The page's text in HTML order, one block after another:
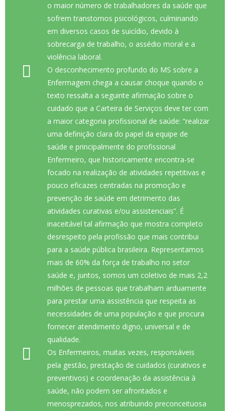
o maior número de trabalhadores da saúde que
sofrem transtornos psicológicos, culminando
em diversos casos de suicídio, devido à
sobrecarga de trabalho, o assédio moral e a
violência laboral.
O desconhecimento profundo do MS sobre a
Enfermagem chega a causar choque quando o
texto ressalta a seguinte afirmação sobre o
cuidado que a Carteira de Serviços deve ter com
a maior categoria profissional de saúde: “realizar
uma definição clara do papel da equipe de
saúde e principalmente do profissional
Enfermeiro, que historicamente encontra-se
focado na realização de atividades repetitivas e
pouco eficazes centradas na promoção e
prevenção de saúde em detrimento das
atividades curativas e/ou assistenciais”. É
inaceitável tal afirmação que mostra completo
desrespeito pela profissão que mais contribui
para a saúde pública brasileira. Representamos
mais de 60% da força de trabalho no setor
saúde e, juntos, somos um coletivo de mais 2,2
milhões de pessoas que trabalham arduamente
para prestar uma assistência que respeita as
necessidades de uma população e que procura
fornecer atendimento digno, universal e de
qualidade.
Os Enfermeiros, muitas vezes, responsáveis
pela gestão, prestação de cuidados (curativos e
preventivos) e coordenação da assistência à
saúde, não podem ser afrontados e
menosprezados, nos atribuindo preconceituosa